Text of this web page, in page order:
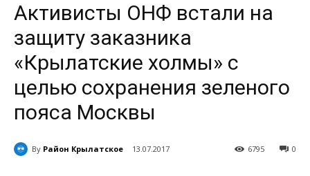
Активисты ОНФ встали на
защиту заказника
«Крылатские холмы» с
целью сохранения зеленого
пояса Москвы
By Район Крылатское 13.07.2017 0
6795